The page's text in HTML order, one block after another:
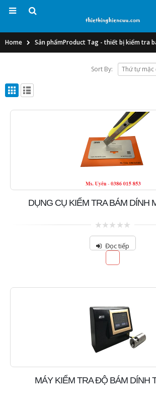
Home Sản phẩmProduct Tag -thiết bị kiểm tra
Sort By:
DỤNG CỤ KIỂM TRA BÁM DÍNH
0
of
Đọc tiếp
MÁY KIỂM TRA ĐỘ BÁM DÍNH